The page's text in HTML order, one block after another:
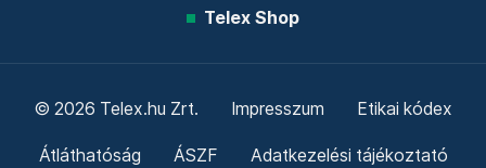
Telex Shop
© 2026 Telex.hu Zrt. Impresszum Etikai kódex
Átláthatóság ÁSZF Adatkezelési tájékoztató